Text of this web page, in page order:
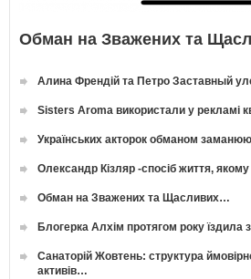
Обман на Зважених та
Алина Френдій та Петро Заставный
Sisters Aroma використали у рекламі
Українських акторок обманом
Олександр Кізляр -спосіб життя,
Обман на Зважених та Щасливих…
Блогерка Алхім протягом року
Санаторій Жовтень: структура
активів…